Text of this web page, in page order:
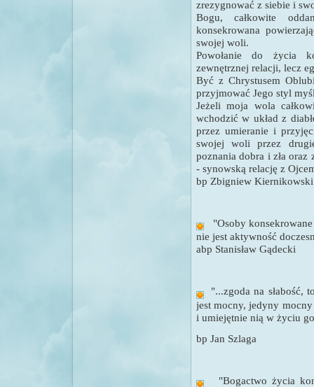
zrezygnować z siebie i
Bogu, całkowite
konsekrowana
swojej woli.
Powołanie do życia
zewnętrznej relacji, lecz
Być z Chrystusem
przyjmować Jego styl
Jeżeli moja wola
wchodzićw układ z
przez umieranie i
swojej woli przez
poznania dobra i zła
- synowską relację z
bp Zbigniew Kiernikowski
"Osoby
nie jest aktywność
abp Stanisław Gądecki
"...zgoda na słabość,
jest mocny, jedyny
i umiejętnie nią w życiu
bp Jan Szlaga
"Bogactwo życia